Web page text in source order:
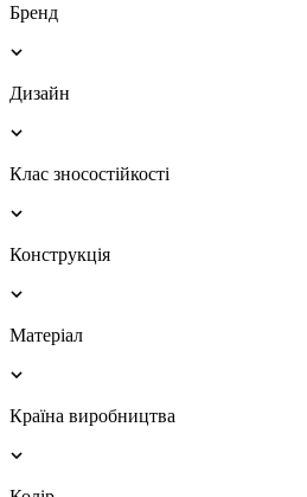
Бренд
Дизайн
Клас зносостійкості
Конструкція
Матеріал
Країна виробництва